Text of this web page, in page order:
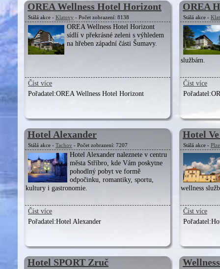
OREA Wellness Hotel Horizont
Stálá akce - Klatovy - Počet zobrazení: 8138
OREA Wellness Hotel Horizont
sídlí v překrásné zeleni s výhledem
na hřeben západní části Šumavy.
Číst více
Pořadatel:OREA Wellness Hotel Horizont
OREA
Stálá akce -
službám.
Číst více
Pořadatel:
Hotel Alexander
Stálá akce - Tachov - Počet zobrazení: 7207
Hotel Alexander naleznete v centru
města Stříbro, kde Vám poskytne
pohodlný pobyt ve formě
odpočinku, romantiky, sportu,
kultury i gastronomie.
Číst více
Pořadatel:Hotel Alexander
Hotel
Stálá akce -
wellness
Číst více
Pořadatel:
Hotel SPORT Zruč